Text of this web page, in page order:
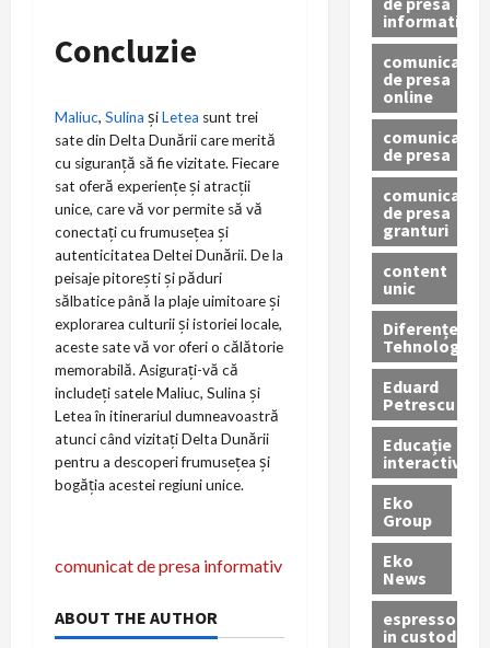
Concluzie
Maliuc, Sulina șiLetea sunt trei
sate din Delta Dunării care merită
cu siguranță să fie vizitate. Fiecare
sat oferă experiențe și atracții
unice, care vă vor permite să vă
conectați cu frumusețea și
autenticitatea Deltei Dunării. De la
peisaje pitorești și păduri
sălbatice până la plaje uimitoare și
explorarea culturii și istoriei locale,
aceste sate vă vor oferi o călătorie
memorabilă. Asigurați-vă că
includeți satele Maliuc, Sulina și
Letea în itinerariul dumneavoastră
atunci când vizitați Delta Dunării
pentru a descoperi frumusețea și
bogăția acestei regiuni unice.
N
a
comunicat de presa informativ
ABOUT THE AUTHOR
informativ
comunicat
de presa
online
comunicate
de presa
comunicate
de presa
granturi
content
unic
Diferențe
Tehnologice
Eduard
Petrescu
Educație
interactivă
Eko
Group
Eko
News
espressoare
in custodie